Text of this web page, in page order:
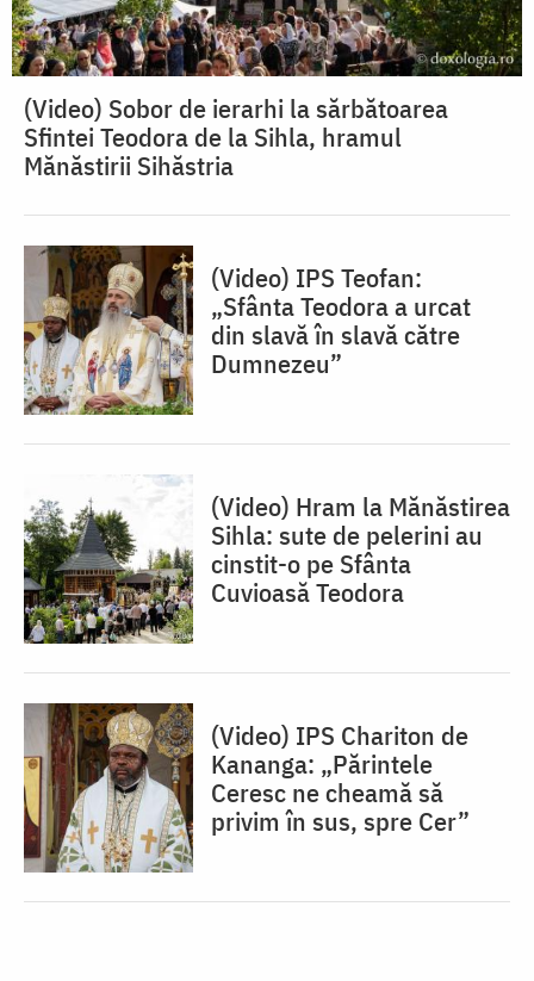
(Video) Sobor de ierarhi la sărbătoarea
Sfintei Teodora de la Sihla, hramul
Mănăstirii Sihăstria
(Video) IPS Teofan:
„Sfânta Teodora a urcat
din slavă în slavă către
Dumnezeu”
(Video) Hram la Mănăstirea
Sihla: sute de pelerini au
cinstit-o pe Sfânta
Cuvioasă Teodora
(Video) IPS Chariton de
Kananga: „Părintele
Ceresc ne cheamă să
privim în sus, spre Cer”